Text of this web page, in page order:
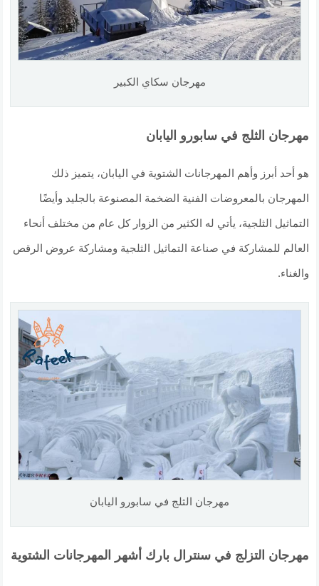
مهرجان سكاي الكبير
مهرجان الثلج في سابورو اليابان
هو أحد أبرز وأهم المهرجانات الشتوية في اليابان، يتميز ذلك
المهرجان بالمعروضات الفنية الضخمة المصنوعة بالجليد وأيضًا
التماثيل الثلجية، يأتي له الكثير من الزوار كل عام من مختلف أنحاء
العالم للمشاركة في صناعة التماثيل الثلجية ومشاركة عروض الرقص
والغناء.
مهرجان الثلج في سابورو اليابان
مهرجان التزلج في سنترال بارك أشهر المهرجانات الشتوية